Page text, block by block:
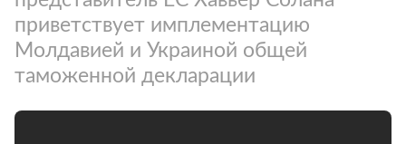
приветствует имплементацию
Молдавией и Украиной общей
таможенной декларации